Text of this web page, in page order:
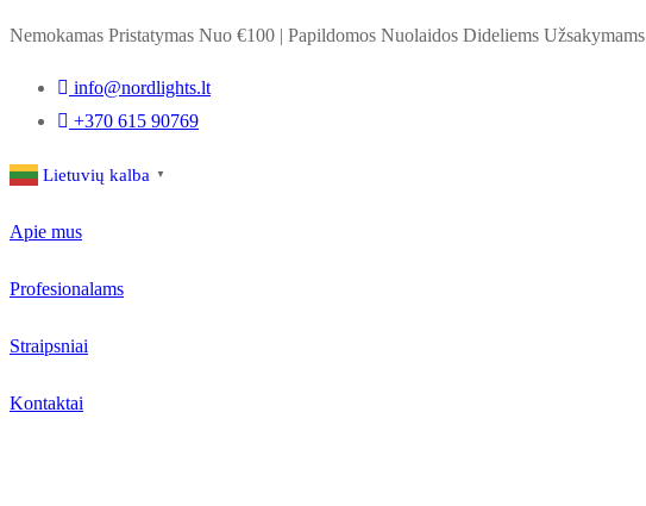
Nemokamas Pristatymas Nuo €100 | Papildomos Nuolaidos Dideliems Užsakymams
info@nordlights.lt
+370 615 90769
Lietuvių kalba ▼
Apie mus
Profesionalams
Straipsniai
Kontaktai